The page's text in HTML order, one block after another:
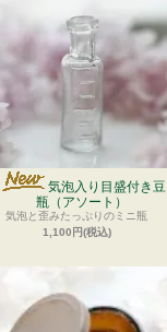
気泡入り目盛付き豆
瓶（アソート）
気泡と歪みたっぷりのミニ瓶
1,100円(税込)